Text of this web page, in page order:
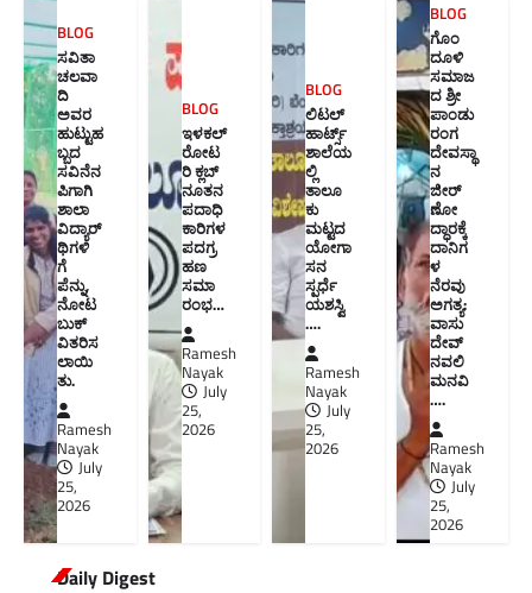
BLOG
ಸವಿತಾ
ಚಲವಾ
ದಿ
ಅವರ
ಹುಟ್ಟುಹ
ಬ್ಬದ
ಸವಿನೆನ
ಪಿಗಾಗಿ
ಶಾಲಾ
ವಿದ್ಯಾರ್
ಥಿಗಳಿ
ಗೆ
ಪೆನ್ನು,
ನೋಟ
ಬುಕ್
ವಿತರಿಸ
ಲಾಯಿ
ತು.
Ramesh
Nayak
July
25,
2026
BLOG
ಇಳಕಲ್
ರೋಟ
ರಿ ಕ್ಲಬ್
ನೂತನ‌
ಪದಾಧಿ
ಕಾರಿಗಳ
ಪದಗ್ರ
ಹಣ
ಸಮಾ
ರಂಭ…
Ramesh
Nayak
July
25,
2026
BLOG
ಲಿಟಲ್
ಹಾರ್ಟ್ಸ್
ಶಾಲೆಯ
ಲ್ಲಿ
ತಾಲೂ
ಕು
ಮಟ್ಟದ
ಯೋಗಾ
ಸನ
ಸ್ಪರ್ಧೆ
ಯಶಸ್ವಿ
….
Ramesh
Nayak
July
25,
2026
BLOG
ಗೊಂ
ದೂಳಿ
ಸಮಾಜ
ದ ಶ್ರೀ
ಪಾಂಡು
ರಂಗ
ದೇವಸ್ಥಾ
ನ
ಜೀರ್
ಣೋ
ದ್ಧಾರಕ್ಕೆ
ದಾನಿಗ
ಳ
ನೆರವು
ಅಗತ್ಯ:
ವಾಸು
ದೇವ್
ನವಲಿ
ಮನವಿ​
….
Ramesh
Nayak
July
25,
2026
Daily Digest